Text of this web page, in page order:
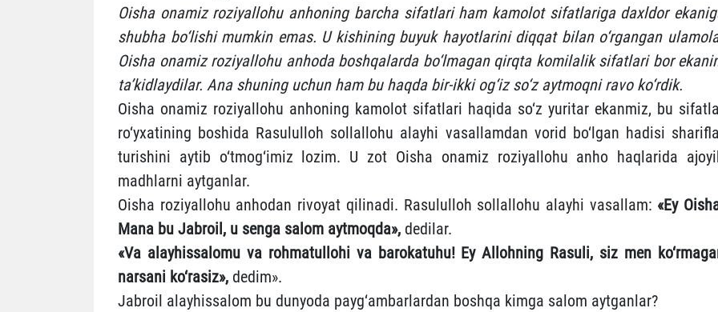
Oisha onamiz roziyallohu anhoning barcha sifatlari ham kamolot sifatlariga daxldor
shubha bo‘lishi mumkin emas. U kishining buyuk hayotlarini diqqat bilan o‘rgangan
Oisha onamiz roziyallohu anhoda boshqalarda bo‘lmagan qirqta komilalik sifatlari bor
ta’kidlaydilar. Ana shuning uchun ham bu haqda bir-ikki og‘iz so‘z aytmoqni ravo ko‘rdik.
Oisha onamiz roziyallohu anhoning kamolot sifatlari haqida so‘z yuritar ekanmiz, bu
ro‘yxatining boshida Rasululloh sollallohu alayhi vasallamdan vorid bo‘lgan hadisi
turishini aytib o‘tmog‘imiz lozim. U zot Oisha onamiz roziyallohu anho haqlarida
madhlarni aytganlar.
Oisha roziyallohu anhodan rivoyat qilinadi. Rasululloh sollallohu alayhi vasallam: «Ey
Mana bu Jabroil, u senga salom aytmoqda», dedilar.
«Va alayhissalomu va rohmatullohi va barokatuhu! Ey Allohning Rasuli, siz men
narsani ko‘rasiz», dedim».
Jabroil alayhissalom bu dunyoda payg‘ambarlardan boshqa kimga salom aytganlar?